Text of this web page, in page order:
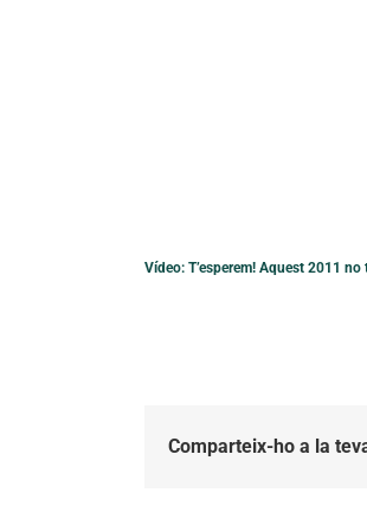
Vídeo: T’esperem! Aquest 2011 no
Comparteix-ho a la